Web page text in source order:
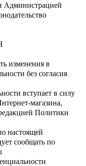
Администрацией
изменения в
без согласия
вступает в силу
магазина,
Политики
настоящей
сообщать по